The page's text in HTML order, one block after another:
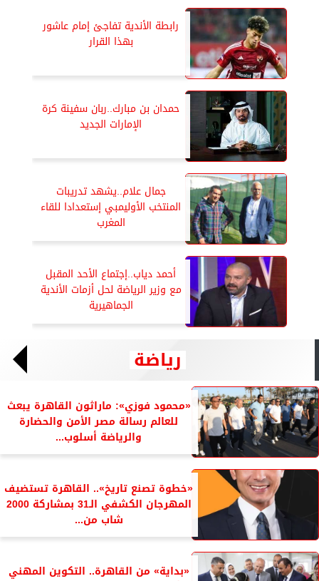
رابطة الأندية تفاجئ إمام عاشور
بهذا القرار
حمدان بن مبارك..ربان سفينة كرة
الإمارات الجديد
جمال علام..يشهد تدريبات
المنتخب الأوليمبي إستعدادا للقاء
المغرب
أحمد دياب..إجتماع الأحد المقبل
مع وزير الرياضة لحل أزمات الأندية
الجماهيرية
رياضة
«محمود فوزي»: ماراثون القاهرة يبعث
للعالم رسالة مصر الأمن والحضارة
والرياضة أسلوب...
«خطوة تصنع تاريخ».. القاهرة تستضيف
المهرجان الكشفي الـ31 بمشاركة 2000
شاب من...
«بداية» من القاهرة.. التكوين المهني